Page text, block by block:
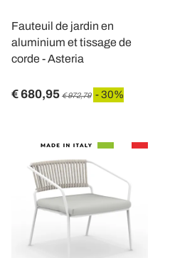
Fauteuil de jardin en
aluminium et tissage de
corde - Asteria
€ 680,95 € 972,79 - 30%